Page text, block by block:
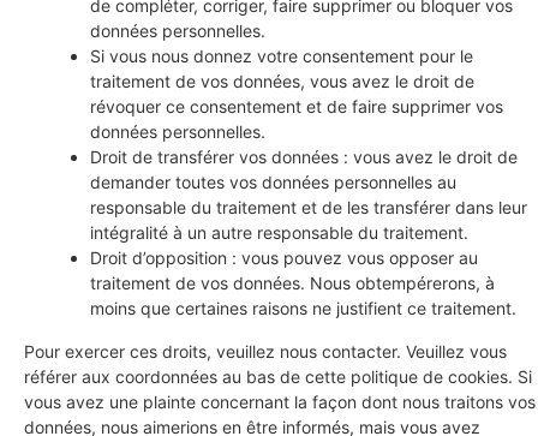
de compléter, corriger, faire supprimer ou bloquer vos
données personnelles.
Si vous nous donnez votre consentement pour le
traitement de vos données, vous avez le droit de
révoquer ce consentement et de faire supprimer vos
données personnelles.
Droit de transférer vos données : vous avez le droit de
demander toutes vos données personnelles au
responsable du traitement et de les transférer dans leur
intégralité à un autre responsable du traitement.
Droit d’opposition : vous pouvez vous opposer au
traitement de vos données. Nous obtempérerons, à
moins que certaines raisons ne justifient ce traitement.
Pour exercer ces droits, veuillez nous contacter. Veuillez vous
référer aux coordonnées au bas de cette politique de cookies. Si
vous avez une plainte concernant la façon dont nous traitons vos
données, nous aimerions en être informés, mais vous avez